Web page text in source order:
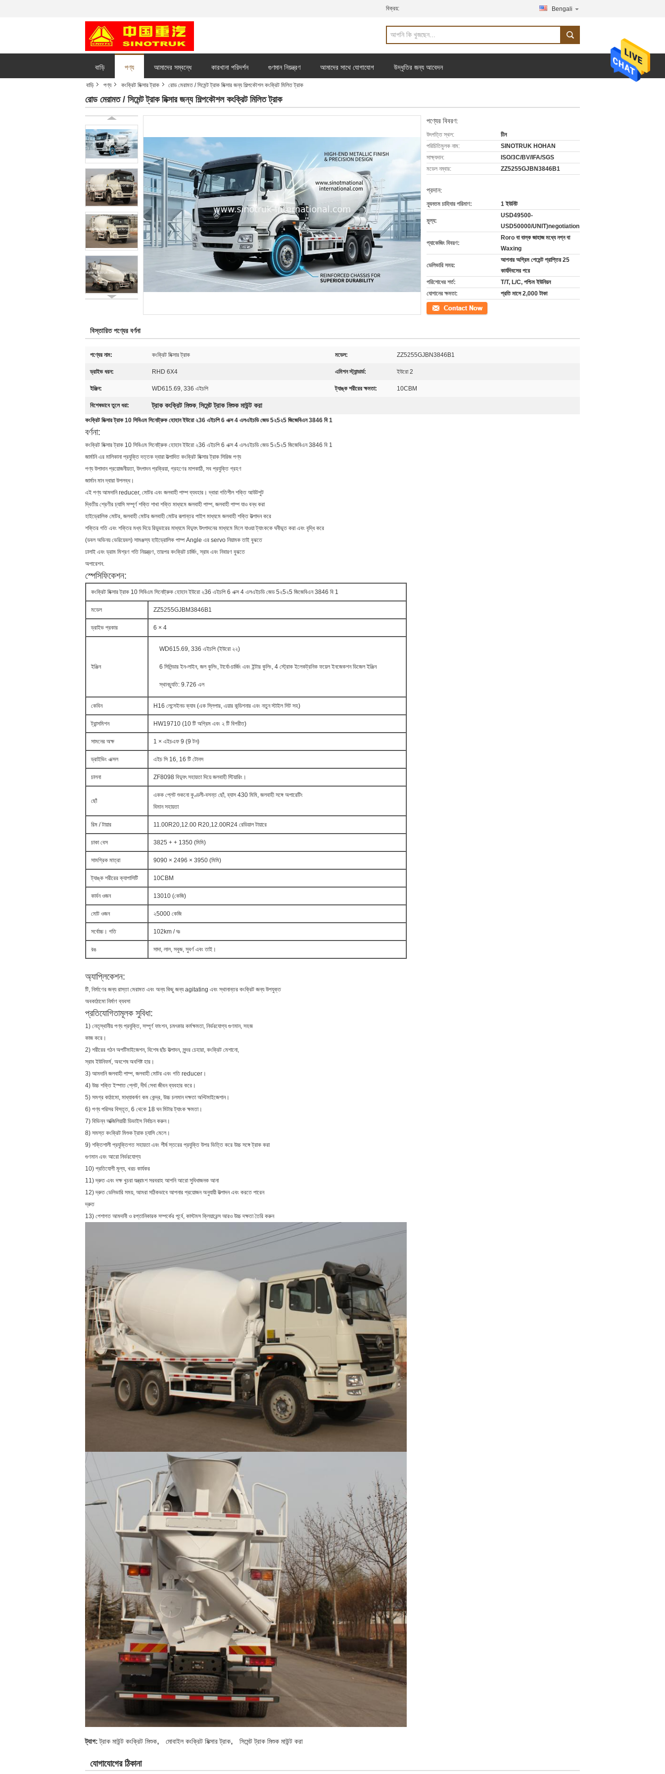
বিক্রয়: Bengali
বাড়ি পণ্য আমাদের সম্বন্ধে কারখানা পরিদর্শন গুণমান নিয়ন্ত্রণ আমাদের সাথে যোগাযোগ উদ্ধৃতির জন্য আবেদন
বাড়ি পণ্য কংক্রিট মিক্সার ট্রাক রোড মেরামত / সিমেন্ট ট্রাক মিক্সার জন্য শিল্পকৌশল কংক্রিট মিলিত ট্রাক
রোড মেরামত / সিমেন্ট ট্রাক মিক্সার জন্য শিল্পকৌশল কংক্রিট মিলিত ট্রাক
পণ্যের বিবরণ:
উৎপত্তি স্থল:
চীন
পরিচিতিমুলক নাম:
SINOTRUK HOHAN
সাক্ষ্যদান:
ISO/3C/BV/IFA/SGS
মডেল নম্বার:
ZZ5255GJBN3846B1
প্রদান:
ন্যূনতম চাহিদার পরিমাণ: 1 ইউনিট
মূল্য:
USD49500-
USD50000/UNIT)negotiation
প্যাকেজিং বিবরণ:
Roro বা বাল্ক জাহাজ মধ্যে নগ্ন বা
Waxing
ডেলিভারি সময়:
আপনার অগ্রিম পেমেন্ট প্রাপ্তির 25
কার্যদিবসের পরে
পরিশোধের শর্ত:
T/T, L/C, পশ্চিম ইউনিয়ন
যোগানের ক্ষমতা:
প্রতি মাসে 2,000 টাকা
যোগাযোগ
বিস্তারিত পণ্যের বর্ণনা
পণ্যের নাম: কংক্রিট মিক্সার ট্রাক মডেল: ZZ5255GJBN3846B1
ড্রাইভ ধরন: RHD 6X4 এমিশন স্ট্যান্ডার্ড: ইউরো 2
ইঞ্জিন: WD615.69, 336 এইচপি ট্যাঙ্ক শরীরের ক্ষমতা: 10CBM
বিশেষভাবে তুলে ধরা: ট্রাক কংক্রিট মিশুক, সিমেন্ট ট্রাক মিশুক মাউন্ট করা
কংক্রিট মিক্সার ট্রাক 10 সিবিএম সিনোট্রুক হোহান ইউরো ২36 এইচপি 6 এক্স 4 এলএইচডি জেড 5২5২5 জিজেবিএন 3846 বি 1
বর্ণনা:
কংক্রিট মিক্সার ট্রাক 10 সিবিএম সিনোট্রুক হোহান ইউরো ২36 এইচপি 6 এক্স 4 এলএইচডি জেড 5২5২5 জিজেবিএন 3846 বি 1
জার্মানি এর মালিকানা প্রযুক্তি দত্তক দ্বারা উত্পাদিত কংক্রিট মিক্সার ট্রাক সিরিজ পণ্য
পণ্য উপাদান প্রয়োজনীয়তা, উৎপাদন প্রক্রিয়া, গ্রহণের মাপকাঠি, সব প্রযুক্তি গ্রহণ
জার্মান মান দ্বারা উপলব্ধ।
এই পণ্য আমদানি reducer, মোটর এবং জলবাহী পাম্প ব্যবহার। দ্বারা গতিশীল শক্তি আউটপুট
দ্বিতীয় শ্রেণীর চ্যাসি সম্পূর্ণ শক্তি শাখা শক্তি মাধ্যমে জলবাহী পাম্প, জলবাহী পাম্প যাও বন্ধ করা
হাইড্রোলিক মোটর, জলবাহী মোটর জলবাহী মোটর রূপান্তর পাইপ মাধ্যমে জলবাহী শক্তি উত্পাদন করে
শক্তির গতি এবং শক্তির মধ্য দিয়ে রিডুভারের মাধ্যমে বিদ্যুৎ উৎপাদনের মাধ্যমে মিলে যাওয়া ট্যাংককে ঘনীভূত করা এবং বৃদ্ধি করে
(ডবল অভিনয় ভেরিয়েবল) সামঞ্জস্য হাইড্রোলিক পাম্প Angle এর servo নিয়ামক তাই বুঝতে
ঢালাই এবং ড্রাম মিশ্রণ গতি নিয়ন্ত্রণ, তারপর কংক্রিট চার্জিং, স্রাব এবং নিবারণ বুঝতে
অপারেশন.
স্পেসিফিকেশন:
কংক্রিট মিক্সার ট্রাক 10 সিবিএম সিনোট্রুক হোহান ইউরো ২36 এইচপি 6 এক্স 4 এলএইচডি জেড 5২5২5 জিজেবিএন 3846 বি 1
মডেল ZZ5255GJBM3846B1
ড্রাইভ প্রকার 6 × 4
ইঞ্জিন
WD615.69, 336 এইচপি (ইউরো ২২)
6 সিলিন্ডার ইন-লাইন, জল কুলিং, টার্বো-চার্জিং এবং ইন্টার কুলিং, 4 স্ট্রোক ইলেকট্রনিক ফয়েল ইনজেকশন ডিজেল ইঞ্জিন
স্থানচ্যুতি: 9.726 এল
কেবিন H16 লেন্সেইনড ক্যাব (এক স্লিপার, এয়ার কন্ডিশনার এবং নতুন স্টাইল সিট সহ)
ট্রান্সমিশন HW19710 (10 টি অগ্রিম এবং ২ টি বিপরীত)
সামনের অক্ষ 1 × এইচএফ 9 (9 টন)
ড্রাইভিং এক্সল এইচ সি 16, 16 টি টোনস
চালনা ZF8098 বিদ্যুৎ সহায়তা দিয়ে জলবাহী স্টিয়ারিং।
ছোঁ
একক প্লেট শুকনো কুণ্ডলী-বসন্ত ছোঁ, ব্যাস 430 মিমি, জলবাহী সঙ্গে অপারেটিং
বিমান সহায়তা
রিম / টায়ার 11.00R20,12.00 R20,12.00R24 রেডিয়াল টায়ারে
চাকা বেস 3825 + + 1350 (মিমি)
সামগ্রিক মাত্রা 9090 × 2496 × 3950 (মিমি)
ট্যাঙ্ক শরীরের ক্যাপাসিটি 10CBM
কার্বন ওজন 13010 (কেজি)
মোট ওজন ২5000 কেজি
সর্বোচ্চ। গতি 102km / ঘঃ
রঙ সাদা, লাল, সবুজ, সুবর্ণ এবং তাই।
অ্যাপ্লিকেশন:
টি, নির্মাণের জন্য রাস্তা মেরামত এবং অন্য কিছু জন্য agitating এবং স্থানান্তর কংক্রিট জন্য উপযুক্ত
অবকাঠামো নির্মাণ ব্যবসা
প্রতিযোগিতামূলক সুবিধা:
1) নেতৃস্থানীয় পণ্য প্রযুক্তি, সম্পূর্ণ ফাংশন, চমৎকার কর্মক্ষমতা, নির্ভরযোগ্য গুণমান, সহজ
কাজ করে।
2) শরীরের গঠন অপটিমাইজেশন, বিশেষ ছাঁচ উত্পাদন, সুন্দর চেহারা, কংক্রিট মেশানো,
স্রাব ইউনিফর্ম, অবশেষ অবশিষ্ট হার।
3) আমদানি জলবাহী পাম্প, জলবাহী মোটর এবং গতি reducer।
4) উচ্চ শক্তি ইস্পাত প্লেট, দীর্ঘ সেবা জীবন ব্যবহার করে।
5) সমগ্র কাঠামো, মাধ্যাকর্ষণ কম কেন্দ্র, উচ্চ চলমান দক্ষতা অপ্টিমাইজেশান।
6) পণ্য পরিসর বিস্তৃত, 6 থেকে 18 ঘন মিটার ট্যাংক ক্ষমতা।
7) বিভিন্ন অক্জিলিয়ারী ডিভাইস নির্বাচন করুন।
8) সমস্ত কংক্রিট মিশুক ট্রাক চ্যাসি মেলে।
9) শক্তিশালী প্রযুক্তিগত সহায়তা এবং শীর্ষ স্তরের প্রযুক্তি উপর ভিত্তি করে উচ্চ সঙ্গে ট্রাক করা
গুণমান এবং আরো নির্ভরযোগ্য
10) প্রতিযোগী মূল্য, খরচ কার্যকর
11) দ্রুত এবং দক্ষ খুচরা যন্ত্রাংশ সরবরাহ আপনি আরো সুবিধাজনক আনা
12) দ্রুত ডেলিভারি সময়, আমরা সঠিকভাবে আপনার প্রয়োজন অনুযায়ী উত্পাদন এবং করতে পারেন
দ্রুত
13) পেশাগত আমদানী ও রপ্তানিকারক সম্পর্কের পূর্বে, কাস্টমস ক্লিয়ারেন্স আরও উচ্চ দক্ষতা তৈরি করুন
ট্যাগ: ট্রাক মাউন্ট কংক্রিট মিশুক, মোবাইল কংক্রিট মিক্সার ট্রাক, সিমেন্ট ট্রাক মিশুক মাউন্ট করা
যোগাযোগের ঠিকানা